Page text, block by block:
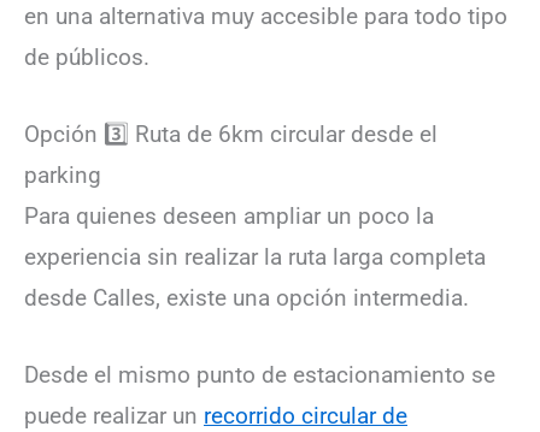
en una alternativa muy accesible para todo tipo
de públicos.
Opción 3️⃣ Ruta de 6km circular desde el
parking
Para quienes deseen ampliar un poco la
experiencia sin realizar la ruta larga completa
desde Calles, existe una opción intermedia.
Desde el mismo punto de estacionamiento se
puede realizar un recorrido circular de